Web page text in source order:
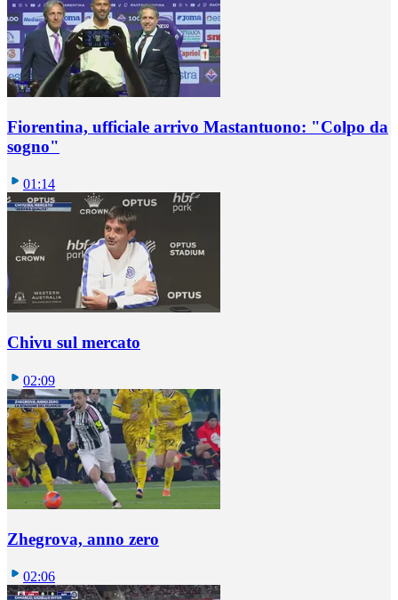
Fiorentina, ufficiale arrivo Mastantuono: "Colpo da
sogno"
01:14
Chivu sul mercato
02:09
Zhegrova, anno zero
02:06